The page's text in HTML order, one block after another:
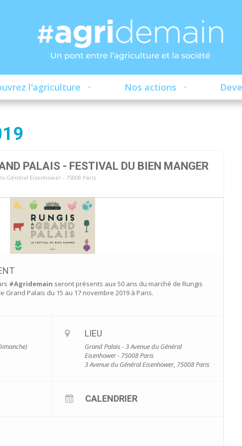
l'agriculture Nos actions
PALAIS - FESTIVAL DU BIEN MANGER
Général Eisenhower - 75008 Paris
#Agridemain seront présents aux 50 ans du marché de Rungis
Grand Palais du 15 au 17 novembre 2019 à Paris.
LIEU
Grand Palais - 3 Avenue du Général
Eisenhower - 75008 Paris
3 Avenue du Général Eisenhower, 75008 Paris
CALENDRIER